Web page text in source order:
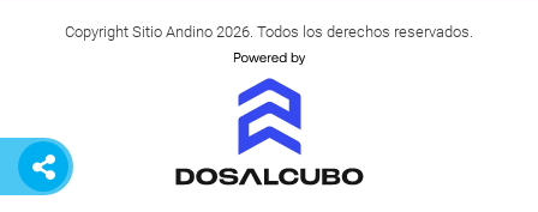
Copyright Sitio Andino 2026. Todos los derechos reservados.